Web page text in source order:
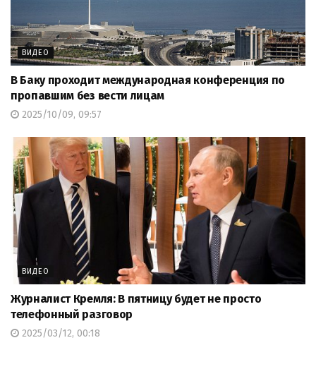
ВИДЕО
В Баку проходит международная конференция по
пропавшим без вести лицам
2025/10/09, 09:57
ВИДЕО
Журналист Кремля: В пятницу будет не просто
телефонный разговор
2025/03/12, 00:18